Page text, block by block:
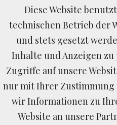
BUCHEN
Seefeld und
Diese Website
technischen Betrieb der
und stets gesetzt
Inhalte und Anzeigen
Zugriffe auf unsere
nur mit Ihrer Zustimmung
wir Informationen zu
Website an unsere